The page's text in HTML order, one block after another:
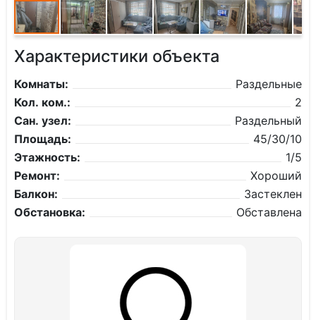
Характеристики объекта
Комнаты:
Раздельные
Кол. ком.:
2
Сан. узел:
Раздельный
Площадь:
45/30/10
Этажность:
1/5
Ремонт:
Хороший
Балкон:
Застеклен
Обстановка:
Обставлена